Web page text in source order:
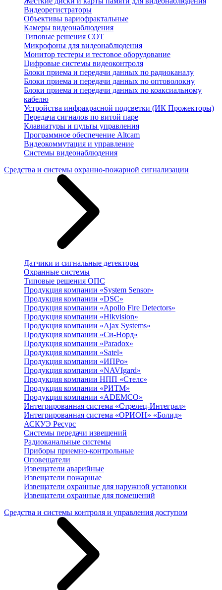
Видеорегистраторы
Объективы вариофрактальные
Камеры видеонаблюдения
Типовые решения СОТ
Микрофоны для видеонаблюдения
Монитор тестеры и тестовое оборудование
Цифровые системы видеоконтроля
Блоки приема и передачи данных по радиоканалу
Блоки приема и передачи данных по оптоволокну
Блоки приема и передачи данных по коаксиальному
кабелю
Устройства инфракрасной подсветки (ИК Прожекторы)
Передача сигналов по витой паре
Клавиатуры и пульты управления
Программное обеспечение Altcam
Видеокоммутация и управление
Системы видеонаблюдения
Средства и системы охранно-пожарной сигнализации
Датчики и сигнальные детекторы
Охранные системы
Типовые решения ОПС
Продукция компании «System Sensor»
Продукция компании «DSC»
Продукция компании «Apollo Fire Detectors»
Продукция компании «Hikvision»
Продукция компании «Ajax Systems»
Продукция компании «Си-Норд»
Продукция компании «Paradox»
Продукция компании «Satel»
Продукция компании «ИПРо»
Продукция компании «NAVIgard»
Продукция компании НПП «Стелс»
Продукция компании «РИТМ»
Продукция компании «ADEMCO»
Интегрированная система «Стрелец-Интеграл»
Интегрированная система «ОРИОН» «Болид»
АСКУЭ Ресурс
Системы передачи извещений
Радиоканальные системы
Приборы приемно-контрольные
Оповещатели
Извещатели аварийные
Извещатели пожарные
Извещатели охранные для наружной установки
Извещатели охранные для помещений
Средства и системы контроля и управления доступом